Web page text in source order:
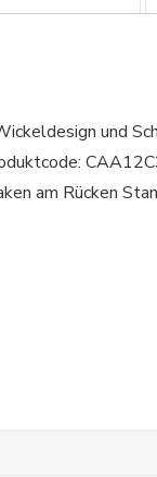
und
am Rücken